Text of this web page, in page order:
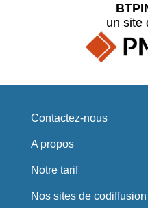
un site
Contactez-nous
A propos
Notre tarif
Nos sites de codiffusion